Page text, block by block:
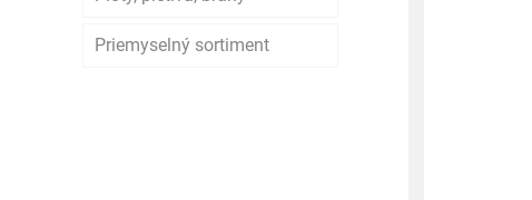
Priemyselný sortiment